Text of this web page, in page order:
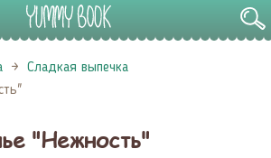
Сладкая выпечка
"Нежность"